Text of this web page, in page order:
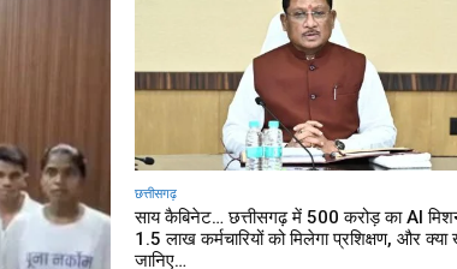
छत्तीसगढ़
साय कैबिनेट… छत्तीसगढ़ में 500 करोड़ का AI
1.5 लाख कर्मचारियों को मिलेगा प्रशिक्षण, और क्या
जानिए…